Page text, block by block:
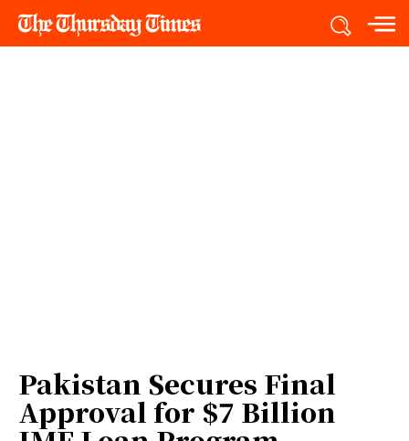
Pakistan Secures Final
Approval for $7 Billion